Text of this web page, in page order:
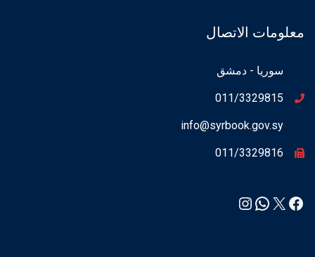
معلومات الاتصال
سوريا - دمشق
011/3329815
info@syrbook.gov.sy
011/3329816
Facebook
X
WhatsApp